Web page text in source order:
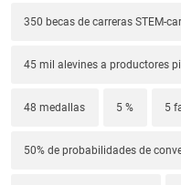
350 becas de carreras STEM-
45 mil alevines a productores
48 medallas 5 % 5
50% de probabilidades de